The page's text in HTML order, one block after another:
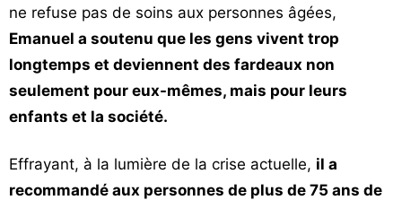
ne refuse pas de soins aux personnes âgées,
Emanuel a soutenu que les gens vivent trop
longtemps et deviennent des fardeaux non
seulement pour eux-mêmes, mais pour leurs
enfants et la société.
Effrayant, à la lumière de la crise actuelle, il a
recommandé aux personnes de plus de 75 ans de